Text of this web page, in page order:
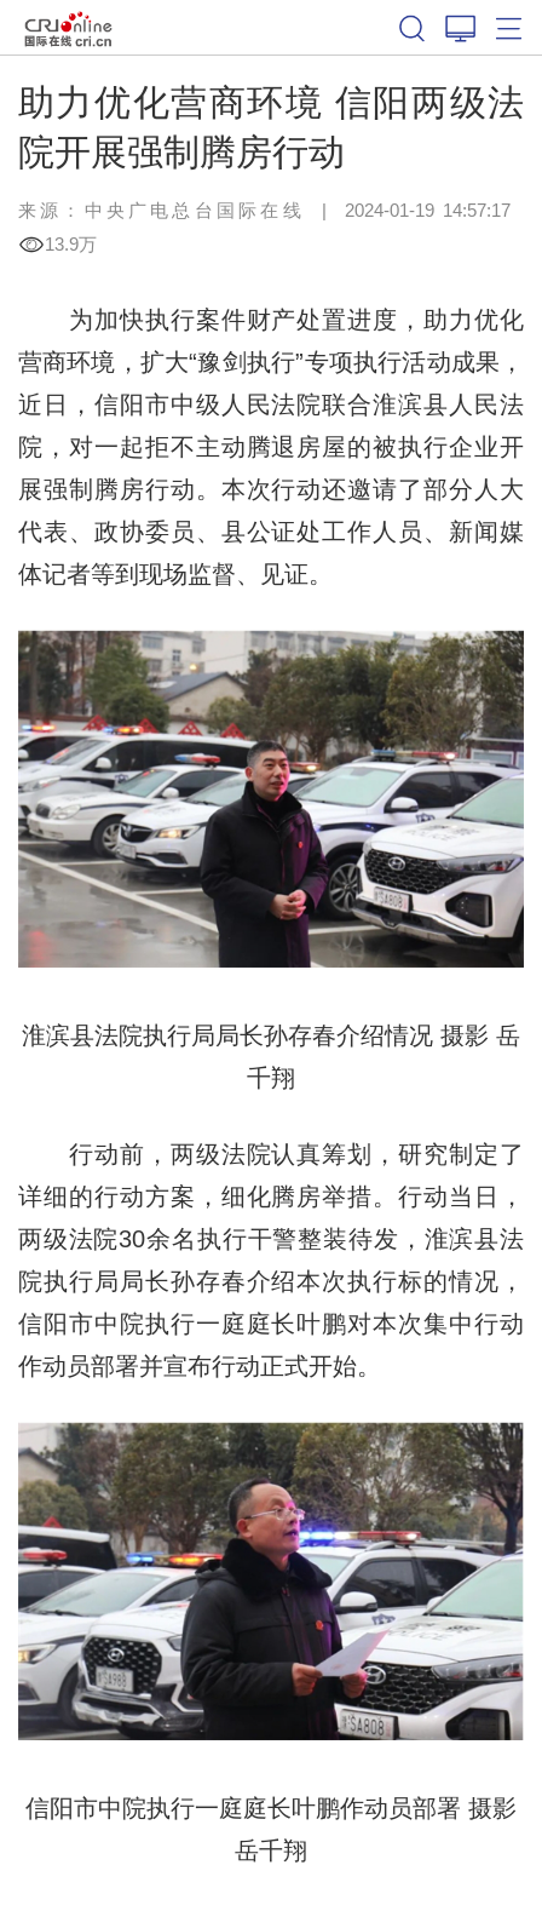
助力优化营商环境 信阳两级法
院开展强制腾房行动
来源：中央广电总台国际在线 | 2024-01-19 14:57:17
13.9万
为加快执行案件财产处置进度，助力优化
营商环境，扩大“豫剑执行”专项执行活动成果，
近日，信阳市中级人民法院联合淮滨县人民法
院，对一起拒不主动腾退房屋的被执行企业开
展强制腾房行动。本次行动还邀请了部分人大
代表、政协委员、县公证处工作人员、新闻媒
体记者等到现场监督、见证。
淮滨县法院执行局局长孙存春介绍情况 摄影 岳
千翔
行动前，两级法院认真筹划，研究制定了
详细的行动方案，细化腾房举措。行动当日，
两级法院30余名执行干警整装待发，淮滨县法
院执行局局长孙存春介绍本次执行标的情况，
信阳市中院执行一庭庭长叶鹏对本次集中行动
作动员部署并宣布行动正式开始。
信阳市中院执行一庭庭长叶鹏作动员部署 摄影
岳千翔